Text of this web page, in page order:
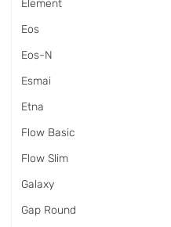
Element
Eos
Eos-N
Esmai
Etna
Flow Basic
Flow Slim
Galaxy
Gap Round